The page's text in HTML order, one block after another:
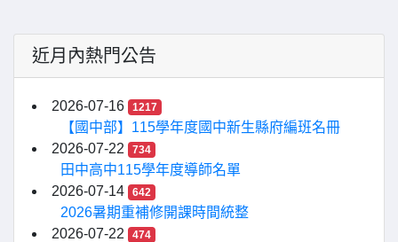
近月內熱門公告
2026-07-16 1217
【國中部】115學年度國中新生縣府編班名冊
2026-07-22
734
田中高中115學年度導師名單
2026-07-14
642
2026暑期重補修開課時間統整
2026-07-22
474